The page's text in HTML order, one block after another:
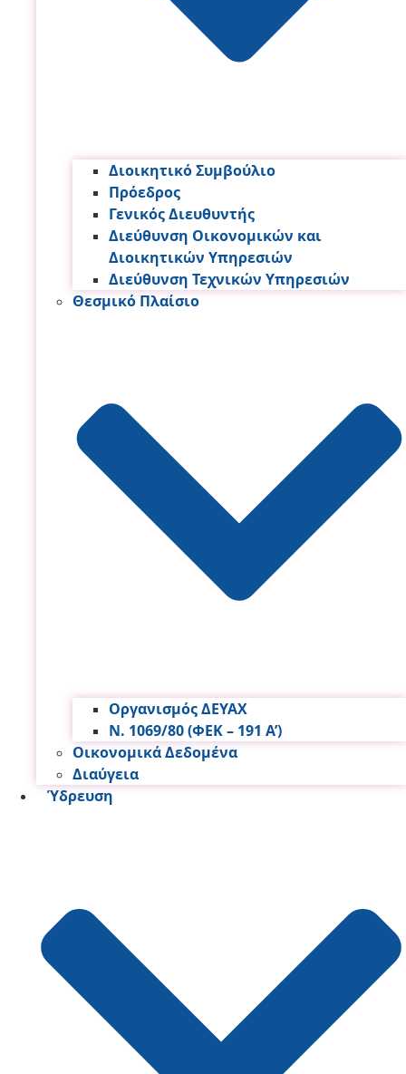
Διοικητικό Συμβούλιο
Πρόεδρος
Γενικός Διευθυντής
Διεύθυνση Οικονομικών και
Διοικητικών Υπηρεσι­ών
Διεύθυνση Τεχνικών Υπηρεσιών
Θεσμικό Πλαίσιο
Οργανισμός ΔΕΥΑΧ
Ν. 1069/80 (ΦΕΚ – 191 Α’)
Οικονομικά Δεδομένα
Διαύγεια
Ύδρευση